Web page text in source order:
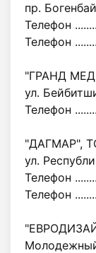
пр.
Телефон
Телефон
"ГРАНД
ул.
Телефон
"ДАГМАР",
ул.
Телефон
Телефон